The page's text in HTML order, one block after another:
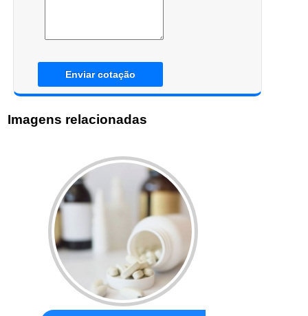
Enviar cotação
Imagens relacionadas